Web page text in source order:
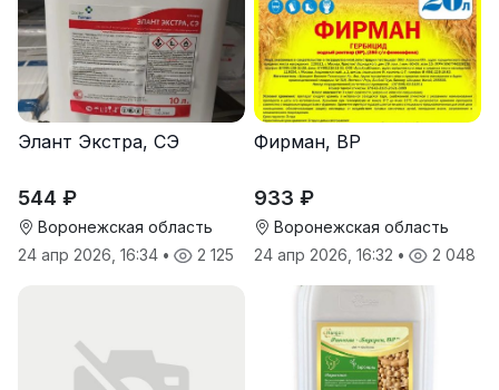
Элант Экстра, СЭ
544 ₽
Воронежская область
24 апр 2026, 16:34 • 2 125
Фирман, ВР
933 ₽
Воронежская область
24 апр 2026, 16:32 • 2 048